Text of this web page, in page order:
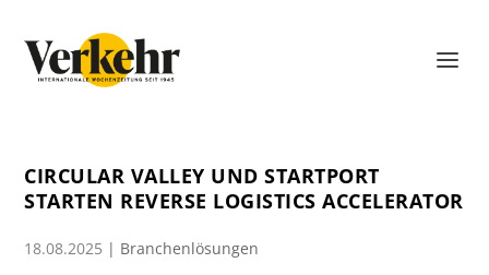
CIRCULAR VALLEY UND STARTPORT
STARTEN REVERSE LOGISTICS ACCELERATOR
18.08.2025 | Branchenlösungen